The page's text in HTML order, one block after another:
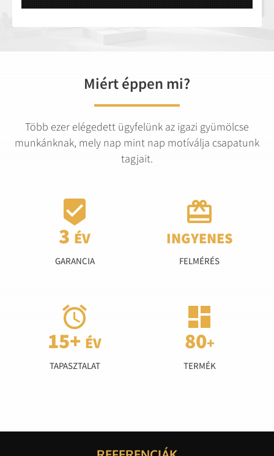
Miért éppen mi?
Több ezer elégedett ügyfelünk az igazi gyümölcse
munkánknak, mely nap mint nap motíválja csapatunk
tagjait.

GARANCIA

FELMÉRÉS

TAPASZTALAT

TERMÉK